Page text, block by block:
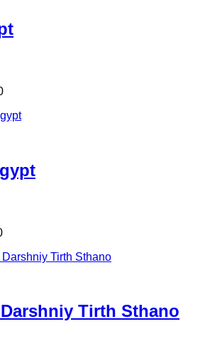
Tirth Sthano